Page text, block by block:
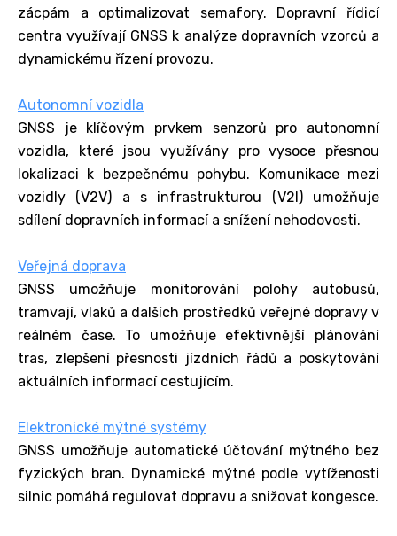
zácpám a optimalizovat semafory. Dopravní řídicí
centra využívají GNSS k analýze dopravních vzorců a
dynamickému řízení provozu.
Autonomní vozidla
GNSS je klíčovým prvkem senzorů pro autonomní
vozidla, které jsou využívány pro vysoce přesnou
lokalizaci k bezpečnému pohybu. Komunikace mezi
vozidly (V2V) a s infrastrukturou (V2I) umožňuje
sdílení dopravních informací a snížení nehodovosti.
Veřejná doprava
GNSS umožňuje monitorování polohy autobusů,
tramvají, vlaků a dalších prostředků veřejné dopravy v
reálném čase. To umožňuje efektivnější plánování
tras, zlepšení přesnosti jízdních řádů a poskytování
aktuálních informací cestujícím.
Elektronické mýtné systémy
GNSS umožňuje automatické účtování mýtného bez
fyzických bran. Dynamické mýtné podle vytíženosti
silnic pomáhá regulovat dopravu a snižovat kongesce.